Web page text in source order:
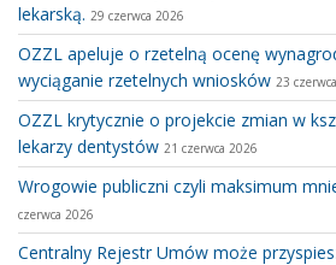
lekarską. 29 czerwca 2026
OZZL apeluje o rzetelną ocenę
wyciąganie rzetelnych wniosków 23
OZZL krytycznie o projekcie zmian w
lekarzy dentystów 21 czerwca 2026
Wrogowie publiczni czyli maksimum
czerwca 2026
Centralny Rejestr Umów może